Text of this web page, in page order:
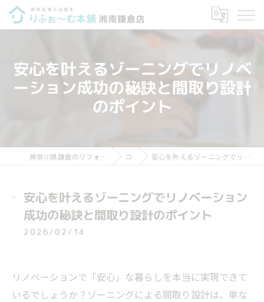
安心を叶えるゾーニングでリノベ
ーション成功の秘訣と間取り設計
のポイント
神奈川県鎌倉のリフォームならりふぉ～む本舗 湘南鎌倉店 コラム 安心を叶えるゾーニングでリノベーション成功の秘訣と間取り設計のポイント
安心を叶えるゾーニングでリノベーション
成功の秘訣と間取り設計のポイント
2026/02/14
リノベーションで「安心」な暮らしを本当に実現できて
いるでしょうか？ゾーニングによる間取り設計は、単な